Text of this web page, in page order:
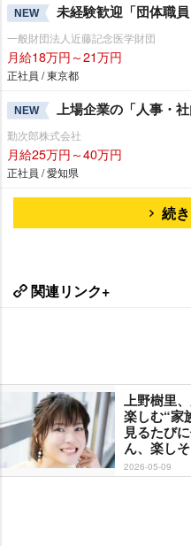
NEW 未経験歓迎「団体職
一般財団法人近藤記念医学財団
月給18万円～21万円
正社員 / 東京都
NEW 上場企業の「人事・
勤次郎株式会社
月給25万円～40万円
正社員 / 愛知県
続
関連リンク+
上野樹里
楽しむ“家
見るたび
ん、楽しそ
2026-05-09